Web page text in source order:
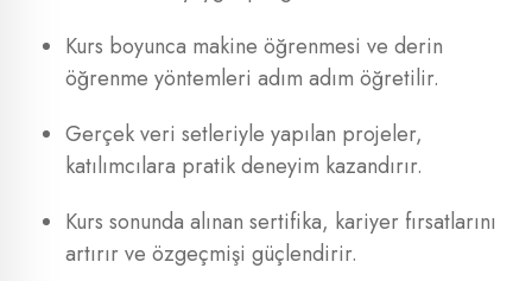
Kurs boyunca makine öğrenmesi ve derin
öğrenme yöntemleri adım adım öğretilir.
Gerçek veri setleriyle yapılan projeler,
katılımcılara pratik deneyim kazandırır.
Kurs sonunda alınan sertifika, kariyer fırsatlarını
artırır ve özgeçmişi güçlendirir.